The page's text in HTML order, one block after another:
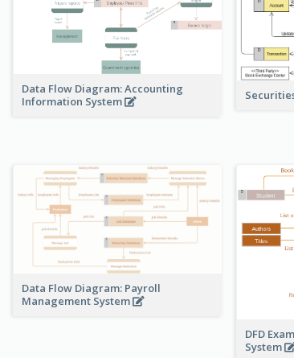
Data Flow Diagram: Accounting
Information System
Data Flow Diagram: Payroll
Management System
DFD
System